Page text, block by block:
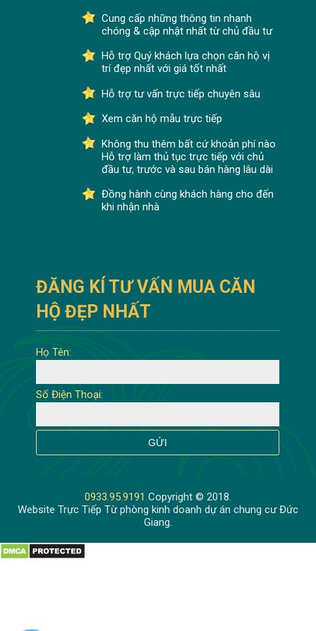
Cung cấp những thông tin nhanh
chóng & cập nhật nhất từ chủ đầu tư
Hỗ trợ Quý khách lựa chọn căn hộ vị
trí đẹp nhất với giá tốt nhất
Hỗ trợ tư vấn trực tiếp chuyên sâu
Xem căn hộ mẫu trực tiếp
Không thu thêm bất cứ khoản phí nào
Hỗ trợ làm thủ tục trực tiếp với chủ
đầu tư, trước và sau bán hàng lâu dài
Đồng hành cùng khách hàng cho đến
khi nhận nhà
ĐĂNG KÍ TƯ VẤN MUA CĂN
HỘ ĐẸP NHẤT
Họ Tên:
Số Điện Thoại:
0933.95.9191 Copyright © 2018.
Website Trực Tiếp Từ phòng kinh doanh dự án chung cư Đức
Giang.